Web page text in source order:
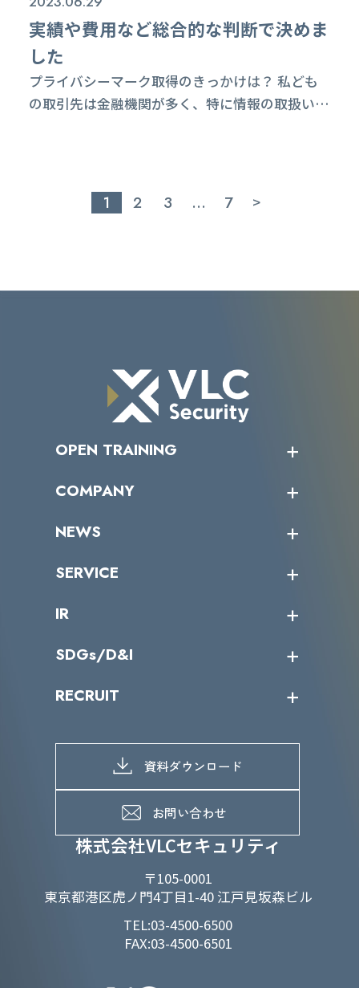
実績や費用など総合的な判断で決めま
した
プライバシーマーク取得のきっかけは？ 私ども
の取引先は金融機関が多く、特に情報の取扱いは
者の技術力とともに、会社全体として情報セキュ
リティにおいて信頼できるイメージが必要と感じ
1 2 3 … 7 >
株式会社VLCセキュリティ
〒105-0001
東京都港区虎ノ門4丁目1-40 江戸見坂森ビル
TEL:03-4500-6500
FAX:03-4500-6501
OPEN TRAINING
受講者の声
COMPANY
トップメッセージ
ミッション／ビジョン
パートナー企業一覧
NEWS
サイバーニュース
SERVICE
カテゴリー別サービス一覧
IR
IRカレンダー
IRライブラリー
よくあるご質問
SDGs/D&I
当グループのマテリアリティ
SDGs推進体制
D&Iの取り組み
RECRUIT
募集職種一覧
メッセージ
メンバーインタビュー
資料ダウンロード
お問い合わせ